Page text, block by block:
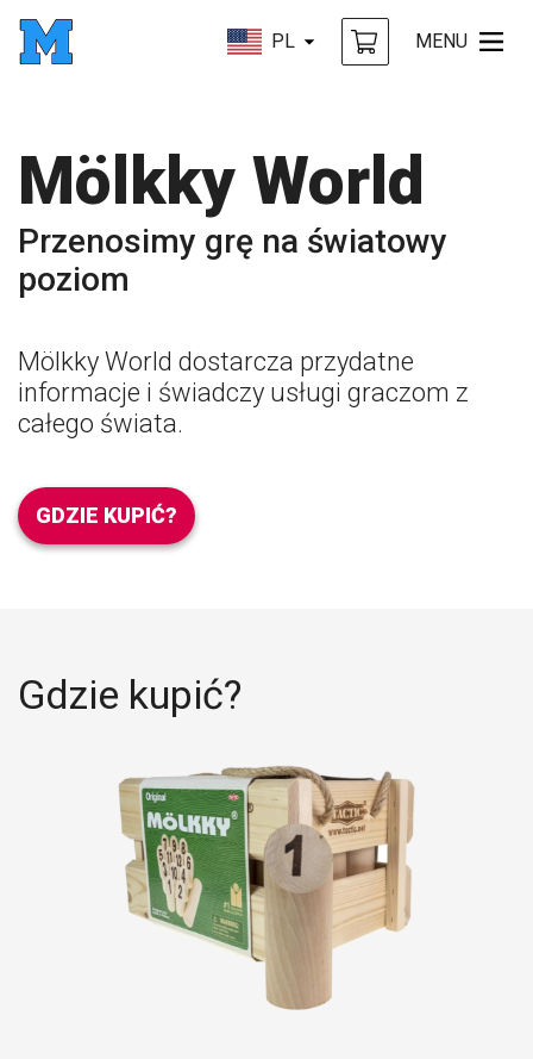
PL MENU
Mölkky World
Przenosimy grę na światowy
poziom
Mölkky World dostarcza przydatne
informacje i świadczy usługi graczom z
całego świata.
GDZIE KUPIĆ?
Gdzie kupić?